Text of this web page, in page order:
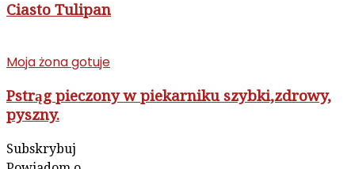
Ciasto Tulipan
Moja żona gotuje
Pstrąg pieczony w piekarniku szybki,zdrowy,
pyszny.
Subskrybuj